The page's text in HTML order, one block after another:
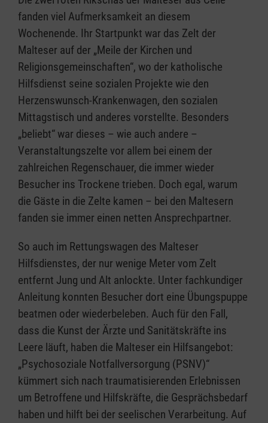
fanden viel Aufmerksamkeit an diesem
Wochenende. Ihr Startpunkt war das Zelt der
Malteser auf der „Meile der Kirchen und
Religionsgemeinschaften“, wo der katholische
Hilfsdienst seine sozialen Projekte wie den
Herzenswunsch-Krankenwagen, den sozialen
Mittagstisch und anderes vorstellte. Besonders
„beliebt“ war dieses – wie auch andere –
Veranstaltungszelte vor allem bei einem der
zahlreichen Regenschauer, die immer wieder
Besucher ins Trockene trieben. Doch egal, warum
die Gäste in die Zelte kamen – bei den Maltesern
fanden sie immer einen netten Ansprechpartner.
So auch im Rettungswagen des Malteser
Hilfsdienstes, der nur wenige Meter vom Zelt
entfernt Jung und Alt anlockte. Unter fachkundiger
Anleitung konnten Besucher dort eine Übungspuppe
beatmen oder wiederbeleben. Auch für den Fall,
dass die Kunst der Ärzte und Sanitätskräfte ins
Leere läuft, haben die Malteser ein Hilfsangebot:
„Psychosoziale Notfallversorgung (PSNV)“
kümmert sich nach traumatisierenden Erlebnissen
um Betroffene und Hilfskräfte, die Gesprächsbedarf
haben und hilft bei der seelischen Verarbeitung. Auf